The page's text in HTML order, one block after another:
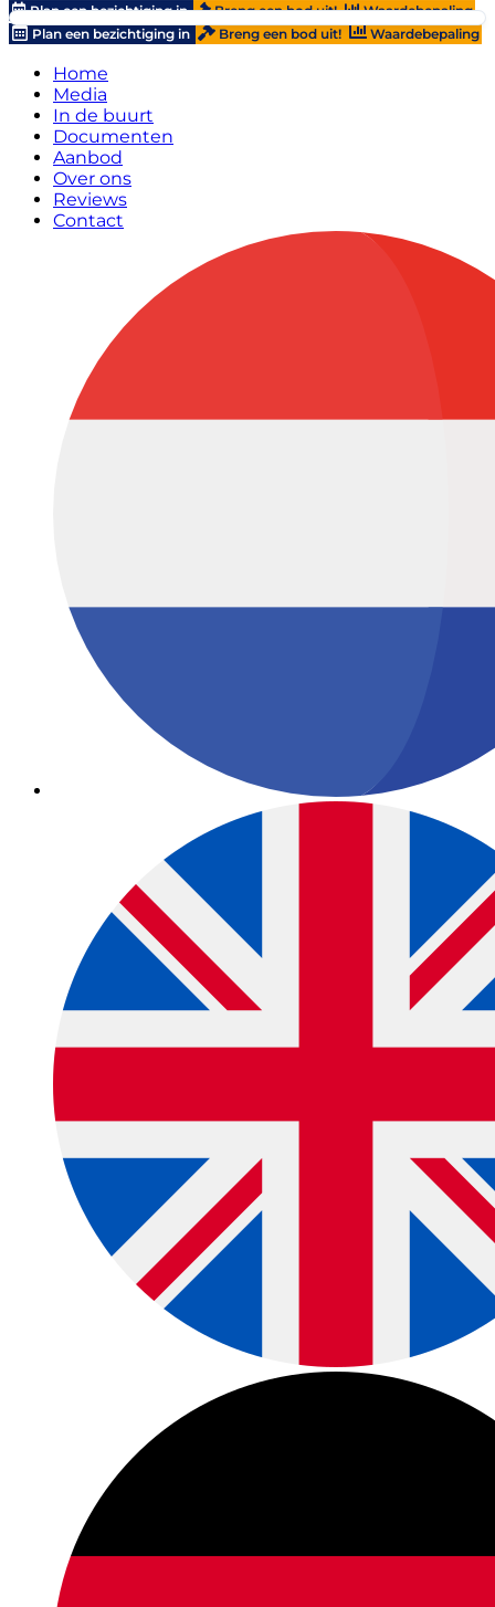
Plan een bezichtiging in Breng een bod uit!
Waardebepaling
Plan een bezichtiging in
Breng een bod uit! Waardebepaling
Home
Media
In de buurt
Documenten
Aanbod
Over ons
Reviews
Contact